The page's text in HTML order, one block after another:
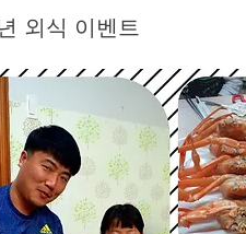
외식 이벤트